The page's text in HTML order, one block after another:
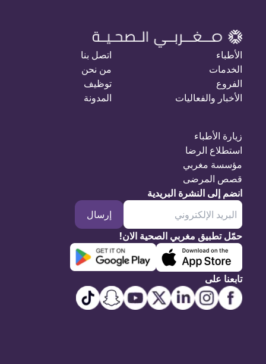
الأطباء
الخدمات
الفروع
الأخبار والفعاليات
اتصل بنا
من نحن
توظيف
المدونة
زيارة الأطباء
استطلاع الرضا
مؤسسة مغربي
قصص المرضى
انضم إلى النشرة البريدية
إرسال
حمّل تطبيق مغربي الصحية الان!
تابعنا على